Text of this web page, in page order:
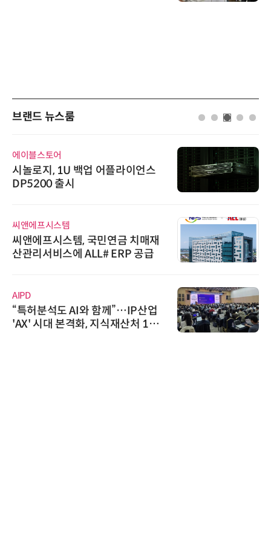
브랜드 뉴스룸
에이블스토어
시놀로지, 1U 백업 어플라이언스
DP5200 출시
씨앤에프시스템
씨앤에프시스템, 국민연금 치매재
산관리서비스에 ALL# ERP 공급
AIPD
“특허분석도 AI와 함께”…IP산업
'AX' 시대 본격화, 지식재산처 1호